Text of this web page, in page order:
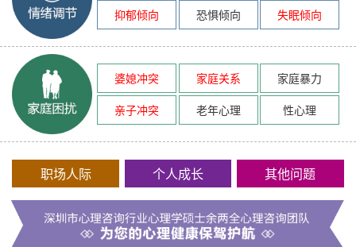
抑郁倾向
恐惧倾向 失眠倾向
婆媳冲突 家庭关系
家庭暴力
亲子冲突
老年心理 性心理
职场人际 个人成长 其他问题